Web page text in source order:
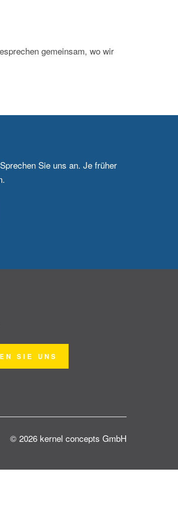
gemeinsam, wo wir
Sie uns an. Je früher
SIE UNS
© 2026 kernel concepts GmbH